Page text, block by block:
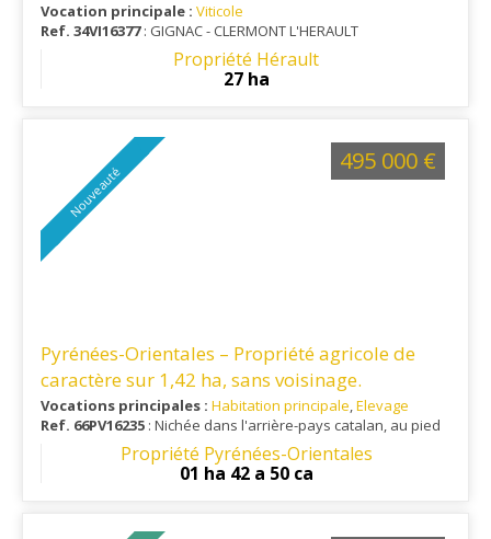
Vocation principale : Viticole
Ref. 34VI16377: GIGNAC - CLERMONT L'HERAULT
Propriété Hérault
27 ha
Nouveauté
Pyrénées-Orientales – Propriété agricole de
caractère sur 1,42 ha, sans voisinage.
Vocations principales : Habitation principale,Elevage
Ref. 66PV16235 : Nichée dans l'arrière-pays catalan, au pied
du Canigou, cette propriété profite d'un cadre exceptionnel
alliant tranquillité, nature préservée et proximité des
Propriété Pyrénées-Orientales
01 ha 42 a 50 ca
495 000 €